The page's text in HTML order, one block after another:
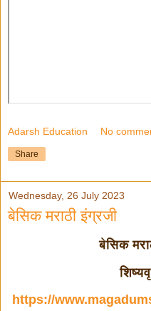
Adarsh Education No
Share
Wednesday, 26 July 2023
बेसिक मराठी इंग्रजी
बेसिक
https://